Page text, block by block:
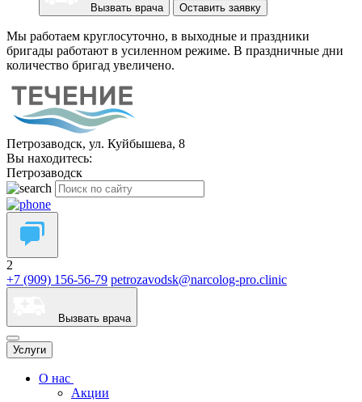
Вызвать врача Оставить заявку
Мы работаем круглосуточно, в выходные и праздники
бригады работают в усиленном режиме. В праздничные дни
количество бригад увеличено.
Петрозаводск, ул. Куйбышева, 8
Вы находитесь:
Петрозаводск
2
+7 (909) 156-56-79 petrozavodsk@narcolog-pro.clinic
Вызвать врача
Услуги
О нас
Акции